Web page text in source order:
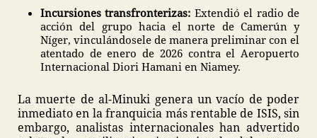
Incursiones transfronterizas: Extendió el radio de
acción del grupo hacia el norte de Camerún y
Níger, vinculándosele de manera preliminar con el
atentado de enero de 2026 contra el Aeropuerto
Internacional Diori Hamani en Niamey.
La muerte de al-Minuki genera un vacío de poder
inmediato en la franquicia más rentable de ISIS, sin
embargo, analistas internacionales han advertido